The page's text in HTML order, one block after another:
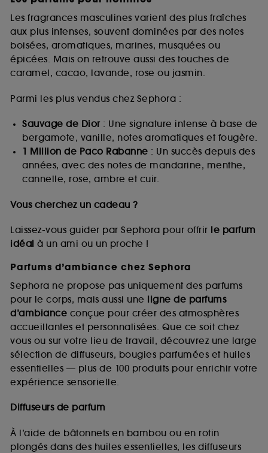
Les fragrances masculines varient des plus fraîches
aux plus intenses, souvent dominées par des notes
boisées, aromatiques, marines, musquées ou
épicées. Mais on retrouve aussi des touches de
caramel, cacao, lavande, rose ou jasmin.
Parmi les plus vendus chez Sephora :
Sauvage de Dior: Une signature intense à base de
bergamote, vanille, notes aromatiques et fougère.
1 Million de Paco Rabanne : Un succès depuis des
années, avec des notes de mandarine, menthe,
cannelle, rose, ambre et cuir.
Vous cherchez un cadeau ?
Laissez-vous guider par Sephora pour offrir le parfum
idéal à un ami ou un proche !
Parfums d’ambiance chez Sephora
Sephora ne propose pas uniquement des parfums
pour le corps, mais aussi une ligne de parfums
d’ambiance conçue pour créer des atmosphères
accueillantes et personnalisées. Que ce soit chez
vous ou sur votre lieu de travail, découvrez une large
sélection de diffuseurs, bougies parfumées et huiles
essentielles — plus de 100 produits pour enrichir votre
expérience sensorielle.
Diffuseurs de parfum
À l’aide de bâtonnets en bambou ou en rotin
plongés dans des huiles essentielles, les diffuseurs